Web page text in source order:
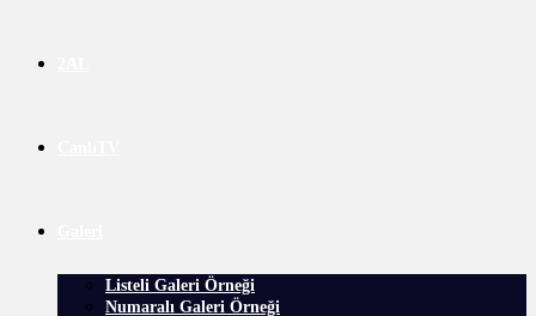
Listeli Galeri Örneği
Numaralı Galeri Örneği